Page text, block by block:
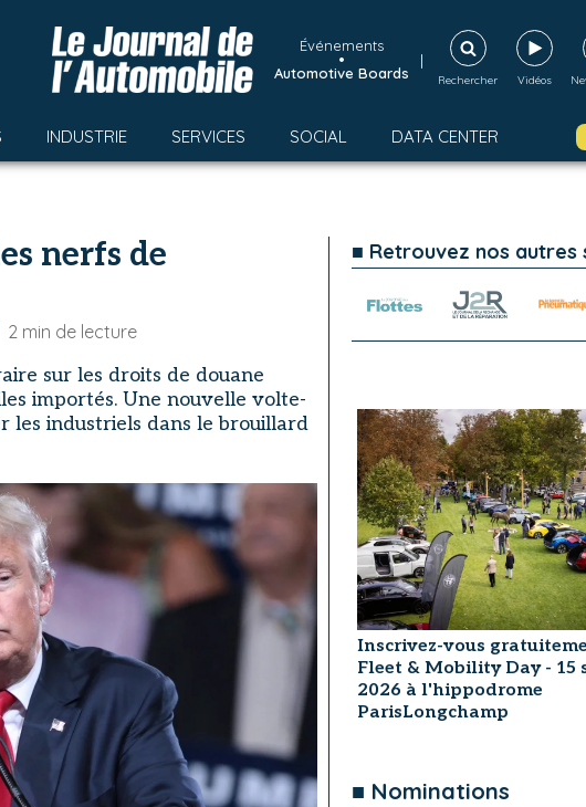
Événements
•
Automotive Boards
|
Rechercher Vidéos
INDUSTRIE SERVICES SOCIAL DATA CENTER
nerfs de
2 min de lecture
sur les droits de douane
importés. Une nouvelle volte-
les industriels dans le brouillard
■ Retrouvez nos autres
Inscrivez-vous
Fleet & Mobility Day - 15
2026 à l'hippodrome
ParisLongchamp
■ Nominations